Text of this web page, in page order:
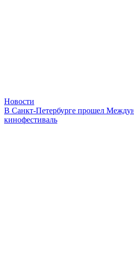
Новости
В Санкт-Петербурге прошел
кинофестиваль